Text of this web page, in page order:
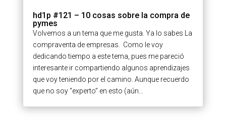
hd1p #121 – 10 cosas sobre la compra de
pymes
Volvemos a un tema que me gusta. Ya lo sabes La
compraventa de empresas. Como le voy
dedicando tiempo a este tema, pues me pareció
interesante ir compartiendo algunos aprendizajes
que voy teniendo por el camino. Aunque recuerdo
que no soy “experto” en esto (aún...